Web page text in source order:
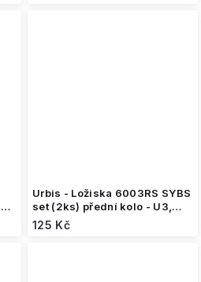
Urbis - Ložiska 6003RS SYBS
set (2ks) přední kolo - U3,
U3.1
125 Kč